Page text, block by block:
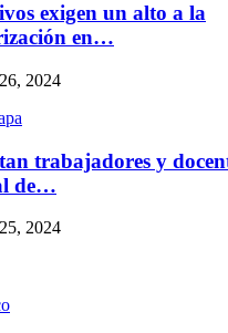
exigen un alto a la
en…
2024
trabajadores y
de…
2024